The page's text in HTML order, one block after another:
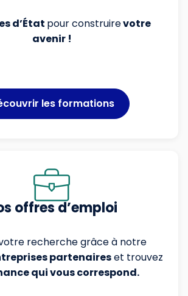
d’État pour construirevotre
avenir !
les formations
offres d’emploi
recherche grâce à notre
partenaireset trouvez
qui vous correspond.